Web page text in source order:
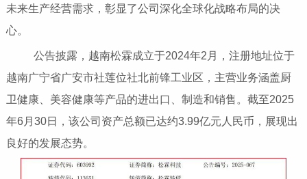
未来生产经营需求，彰显了公司深化全球化战略布局的决
心。
公告披露，越南松霖成立于2024年2月，注册地址位于
越南广宁省广安市社莲位社北前锋工业区，主营业务涵盖厨
卫健康、美容健康等产品的进出口、制造和销售。截至2025
年6月30日，该公司资产总额已达约3.99亿元人民币，展现出
良好的发展态势。